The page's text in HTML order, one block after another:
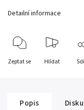
Detailní informace
Zeptat se Hlídat
Popis